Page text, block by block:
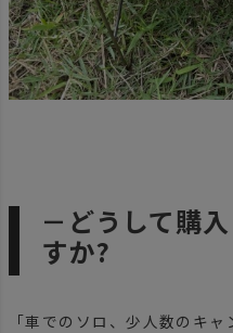
－どうして購
すか?
「車でのソロ、少人数のキ